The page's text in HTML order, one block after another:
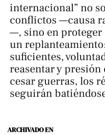
internacional” no
conflictos —causa
—, sino en proteger
un
suficientes,
reasentar y
cesar guerras, los
seguirán
ARCHIVADO EN